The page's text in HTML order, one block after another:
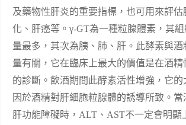
及藥物性肝炎的重要指標 ， 也可用來評估
化、肝癌等。 γ-GT為一種粒腺體素，其
量最多，其次為胰、肺、肝。此酵素與酒
量有關，它在臨床上最大的價值是在酒精
的診斷。飲酒期間此酵素活性增強，它
因於酒精對肝細胞粒腺體的誘導所致。
肝功能障礙時， ALT 、 AST不一定會明顯